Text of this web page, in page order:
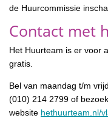
de Huurcommissie
Contact met
Het Huurteam is er voor
gratis.
Bel van maandag t/m
(010) 214 2799 of
website hethuurteam.nl/